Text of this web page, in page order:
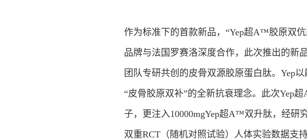
作为标准下的首款新品，“Yep超A™胶原双
品牌与法国罗赛洛深度合作，此次推出的新
团队专研共创的皮骨双源胶原蛋白肽。Yep
“皮骨胶原双补”的全新抗衰理念。此次Yep
子，更注入10000mgYep超A™双升肽，经研
双重RCT（随机对照试验）人体实验数据支